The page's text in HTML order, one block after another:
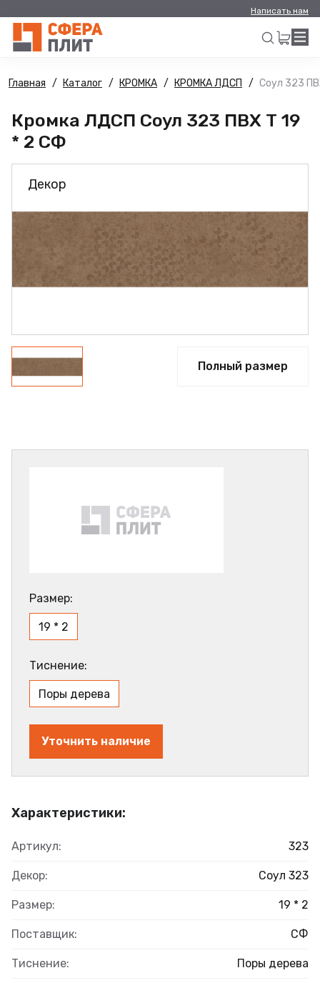
Написать нам
Искать
Главная Каталог КРОМКА КРОМКА ЛДСП Соул 323
Кромка ЛДСП Соул 323 ПВХ Т 19
* 2 СФ
Декор
Полный размер
Характеристики:
Артикул: 323
Декор: Соул 323
Размер: 19 * 2
Поставщик: СФ
Тиснение: Поры дерева
Размер:
19 * 2
Тиснение:
Поры дерева
Уточнить наличие